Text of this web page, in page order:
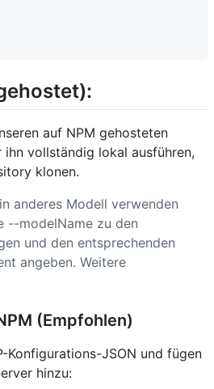
auf NPM gehosteten
vollständig lokal ausführen,
klonen.
anderes Modell verwenden
--modelName zu den
und den entsprechenden
angeben. Weitere
(Empfohlen)
Konfigurations-JSON und fügen
hinzu: